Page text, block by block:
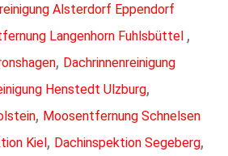
Alsterdorf Eppendorf
Langenhorn Fuhlsbüttel ,
, Dachrinnenreinigung
Henstedt Ulzburg,
, Moosentfernung Schnelsen
Kiel, Dachinspektion Segeberg,